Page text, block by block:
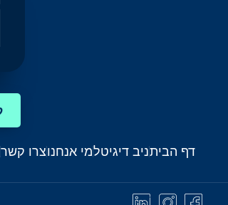
דף הביתניב דיגיטלמי אנחנוצרו קשר